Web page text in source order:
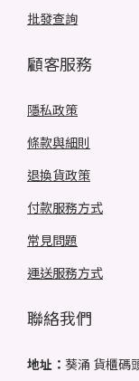
批發查詢
顧客服務
隱私政策
條款與細則
退換貨政策
付款服務方式
常見問題
運送服務方式
聯絡我們
地址： 葵涌 貨櫃碼